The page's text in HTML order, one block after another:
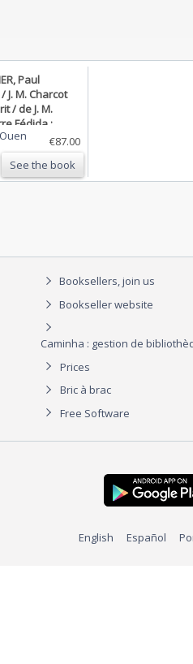
Paul
M. Charcot
/ de J. M.
Fédida ;
€87.00
See the book
Booksellers, join us
Bookseller website
Caminha : gestion de
Prices
Bric à brac
Free Software
English Español